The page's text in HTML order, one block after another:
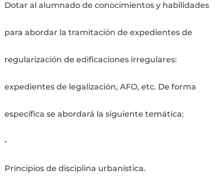
Dotar al alumnado de conocimientos y habilidades
para abordar la tramitación de expedientes de
regularización de edificaciones irregulares:
expedientes de legalización, AFO, etc. De forma
específica se abordará la siguiente temática:
•
Principios de disciplina urbanística.